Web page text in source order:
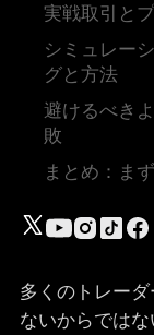
多くのトレー
ないからでは
実戦取引と
シミュレー
グと方法
避けるべき
敗
まとめ：ま